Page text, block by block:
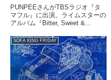
を語る
PUNPEEさんがTBSラジオ『タ
マフル』に出演。ライムスターの
アルバム『Bitter, Sweet &
ムスターの3人と語り合っていま
した。リスペクト Ver.P お疲れさ
までした。P pic.tw...
SOFA KING FRIDAY